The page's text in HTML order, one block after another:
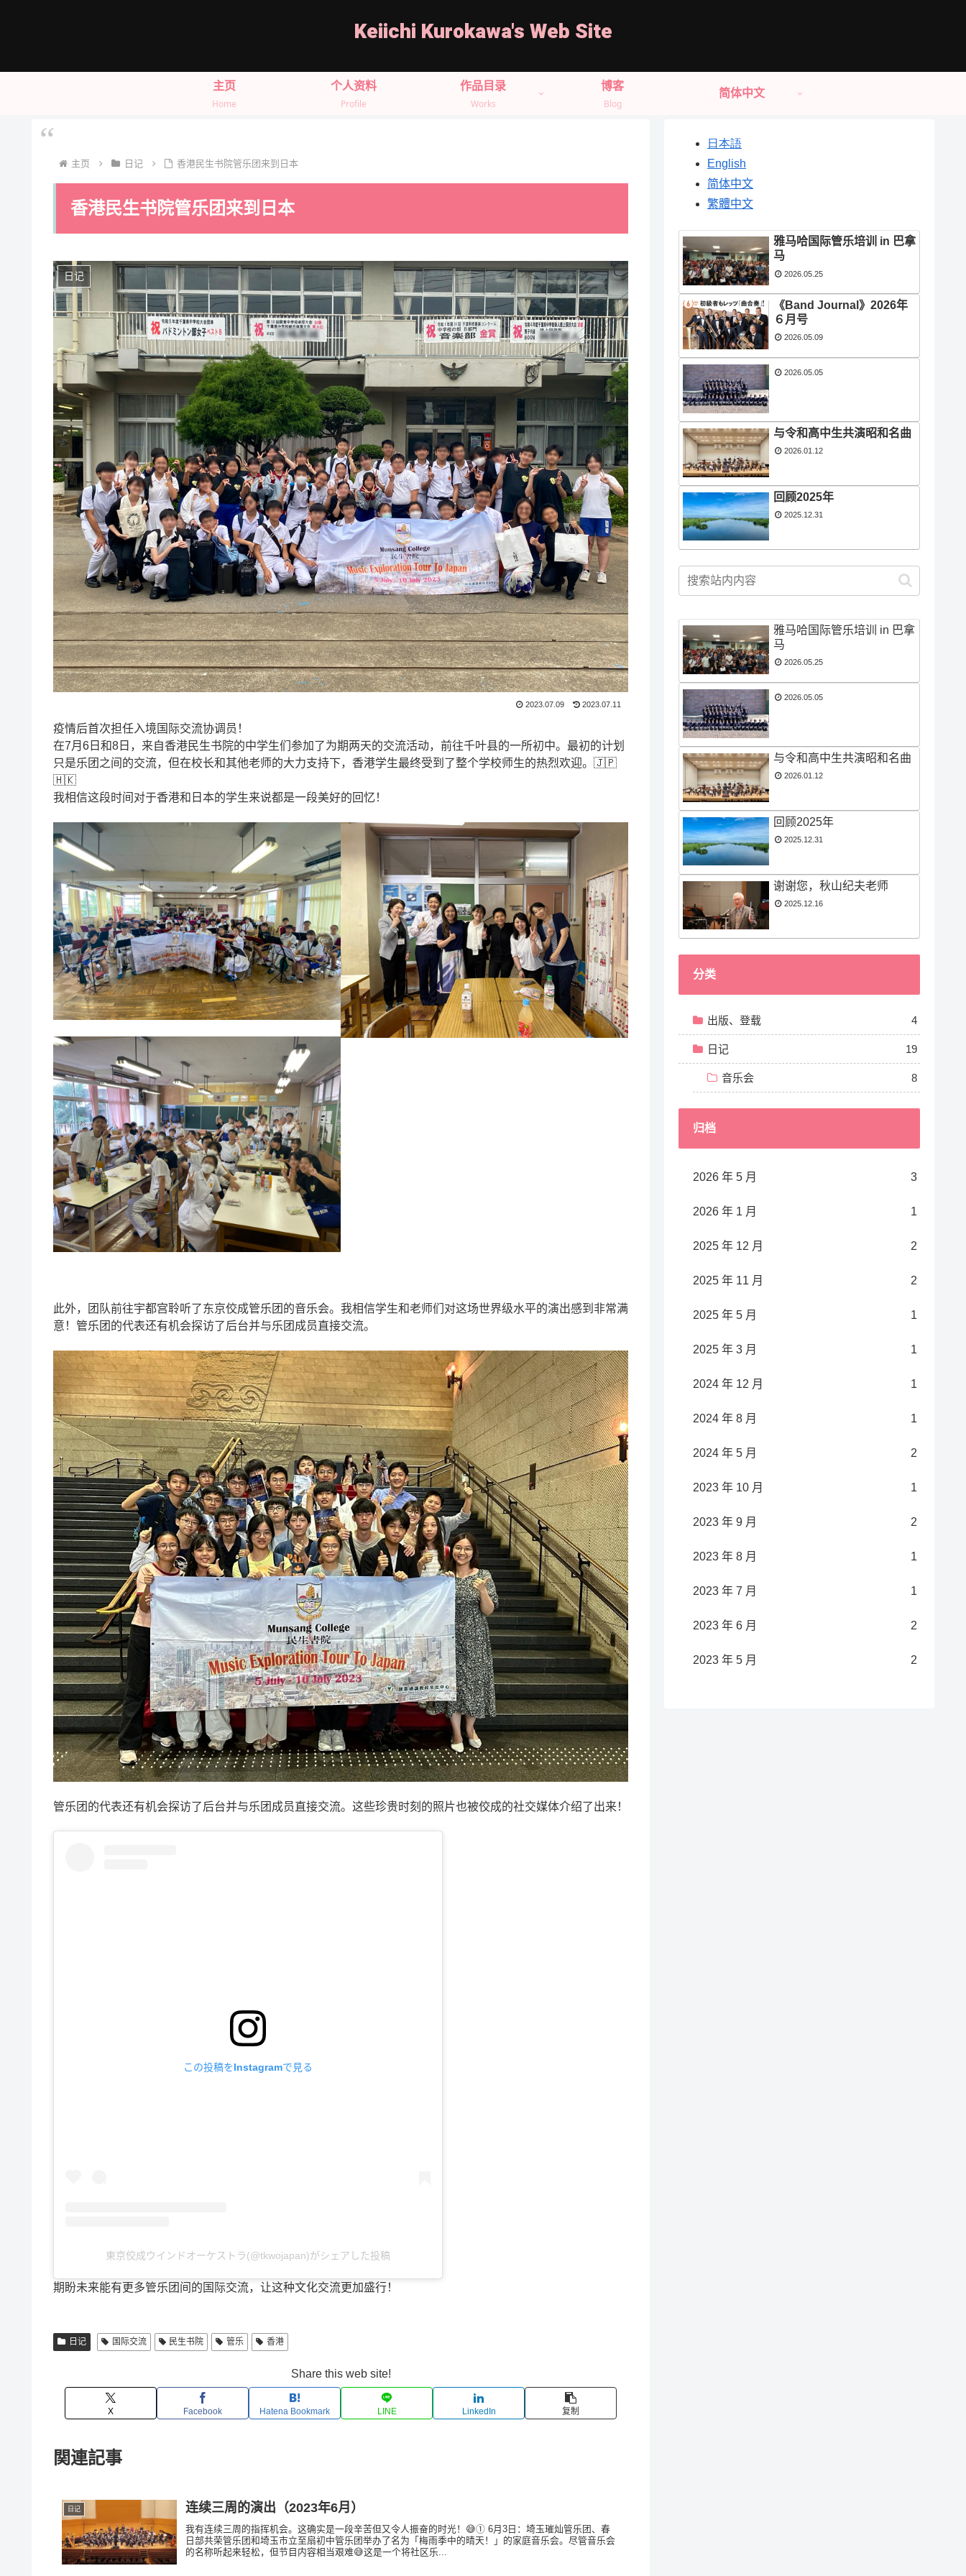
Keiichi Kurokawa's Web Site
主页
Home
个人资料
Profile
作品目录
Works
博客
Blog
简体中文
主页 日记 香港民生书院管乐团来到日本
香港民生书院管乐团来到日本
日记
2023.07.09 2023.07.11
疫情后首次担任入境国际交流协调员！
在7月6日和8日，来自香港民生书院的中学生们参加了为期两天的交流活动，前往千叶县的一所初中。最初的计划
只是乐团之间的交流，但在校长和其他老师的大力支持下，香港学生最终受到了整个学校师生的热烈欢迎。🇯🇵
🇭🇰
我相信这段时间对于香港和日本的学生来说都是一段美好的回忆！
此外，团队前往宇都宫聆听了东京佼成管乐团的音乐会。我相信学生和老师们对这场世界级水平的演出感到非常满
意！管乐团的代表还有机会探访了后台并与乐团成员直接交流。
管乐团的代表还有机会探访了后台并与乐团成员直接交流。这些珍贵时刻的照片也被佼成的社交媒体介绍了出来！
この投稿をInstagramで見る
東京佼成ウインドオーケストラ(@tkwojapan)がシェアした投稿
期盼未来能有更多管乐团间的国际交流，让这种文化交流更加盛行！
日记 国际交流 民生书院 管乐 香港
Share this web site!
X Facebook Hatena Bookmark LINE LinkedIn 复制
関連記事
日记 连续三周的演出（2023年6月）
我有连续三周的指挥机会。这确实是一段辛苦但又令人振奋的时光！😅① 6月3日：埼玉璀灿管乐团、春
日部共荣管乐团和埼玉市立至扇初中管乐团举办了名为「梅雨季中的晴天！」的家庭音乐会。尽管音乐会
的名称听起来轻松，但节目内容相当艰难😅这是一个将社区乐...
日本語
English
简体中文
繁體中文
雅马哈国际管乐培训 in 巴拿
马
2026.05.25
《Band Journal》2026年
６月号
2026.05.09
2026.05.05
与令和高中生共演昭和名曲
2026.01.12
回顾2025年
2025.12.31
雅马哈国际管乐培训 in 巴拿
马
2026.05.25
2026.05.05
与令和高中生共演昭和名曲
2026.01.12
回顾2025年
2025.12.31
谢谢您，秋山纪夫老师
2025.12.16
分类
出版、登载 4
日记 19
音乐会 8
归档
2026 年 5 月 3
2026 年 1 月 1
2025 年 12 月 2
2025 年 11 月 2
2025 年 5 月 1
2025 年 3 月 1
2024 年 12 月 1
2024 年 8 月 1
2024 年 5 月 2
2023 年 10 月 1
2023 年 9 月 2
2023 年 8 月 1
2023 年 7 月 1
2023 年 6 月 2
2023 年 5 月 2